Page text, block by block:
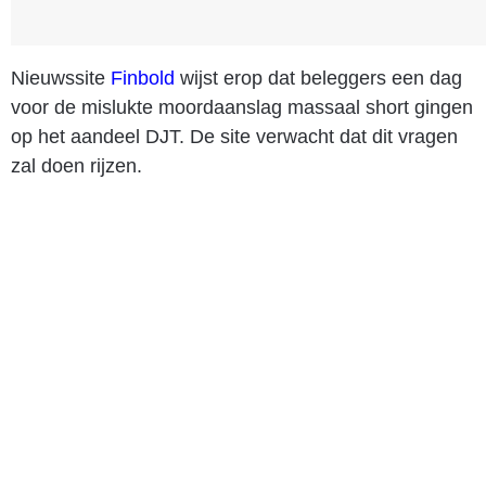
Nieuwssite Finbold wijst erop dat beleggers een dag
voor de mislukte moordaanslag massaal short gingen
op het aandeel DJT. De site verwacht dat dit vragen
zal doen rijzen.